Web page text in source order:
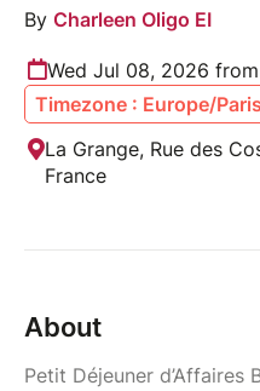
By Charleen Oligo EI
Wed Jul 08, 2026
Timezone : Europe/Paris
La Grange, Rue des
France
About
Petit Déjeuner d’Affaires